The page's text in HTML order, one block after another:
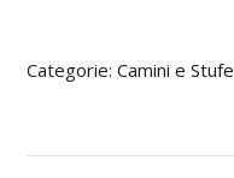
Categorie:Camini e Stufe